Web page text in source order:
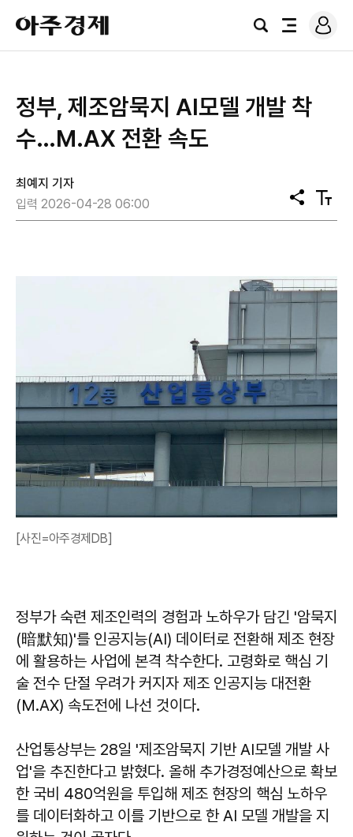
아
주
경
검
전
로
그
정부, 제조암묵지 AI모델 개발 착
수…M.AX 전환 속도
최예지 기자
입력 2026-04-28 06:00
공
유
텍
스
[사진=아주경제DB]
정부가 숙련 제조인력의 경험과 노하우가 담긴 '암묵지
(暗默知)'를 인공지능(AI) 데이터로 전환해 제조 현장
에 활용하는 사업에 본격 착수한다. 고령화로 핵심 기
술 전수 단절 우려가 커지자 제조 인공지능 대전환
(M.AX) 속도전에 나선 것이다.
산업통상부는 28일 '제조암묵지 기반 AI모델 개발 사
업'을 추진한다고 밝혔다. 올해 추가경정예산으로 확보
한 국비 480억원을 투입해 제조 현장의 핵심 노하우
를 데이터화하고 이를 기반으로 한 AI 모델 개발을 지